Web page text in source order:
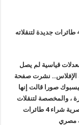
السيسي” يطالب المصريين بالتقشف..ويشتري 4 طائرات جديدة لتنقلاته
قياسية لم يصل
الإفلاس.. نشرت صفحة
صورا قالت إنها
الفاخرة ، والمخصصة لتنقلات
الرؤساء وكبار المسئولين، والتي قررت الحكومة المصرية شراء 4 طائرات